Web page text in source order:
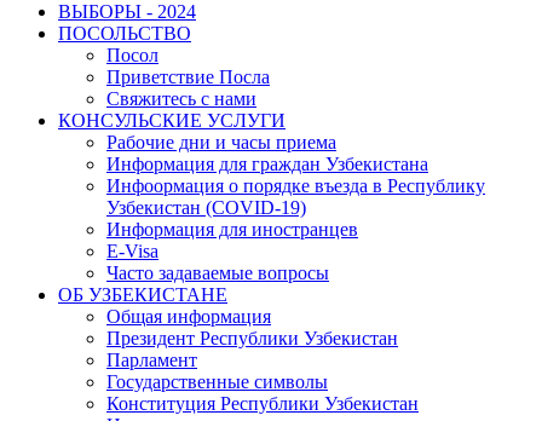
ВЫБОРЫ - 2024
ПОСОЛЬСТВО
Посол
Приветствие Посла
Свяжитесь с нами
КОНСУЛЬСКИЕ УСЛУГИ
Рабочие дни и часы приема
Информация для граждан Узбекистана
Инфоормация о порядке въезда в Республику
Узбекистан (COVID-19)
Информация для иностранцев
E-Visa
Часто задаваемые вопросы
ОБ УЗБЕКИСТАНЕ
Общая информация
Президент Республики Узбекистан
Парламент
Государственные символы
Конституция Республики Узбекистан